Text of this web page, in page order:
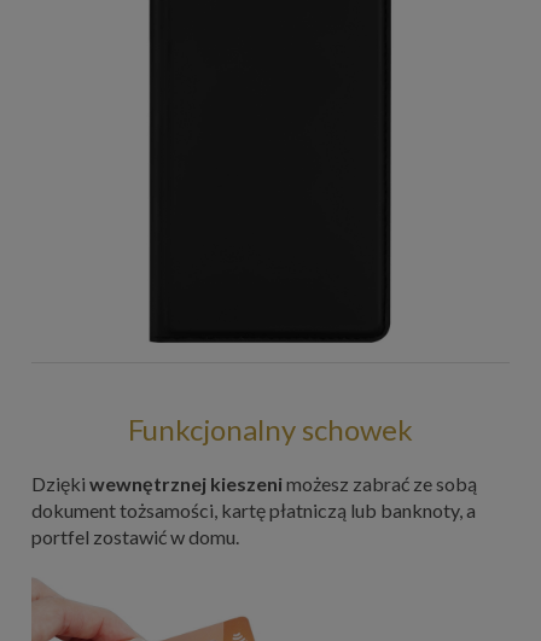
Funkcjonalny schowek
Dzięki wewnętrznej kieszenimożesz zabrać ze sobą
dokument tożsamości, kartę płatniczą lub banknoty, a
portfel zostawić w domu.